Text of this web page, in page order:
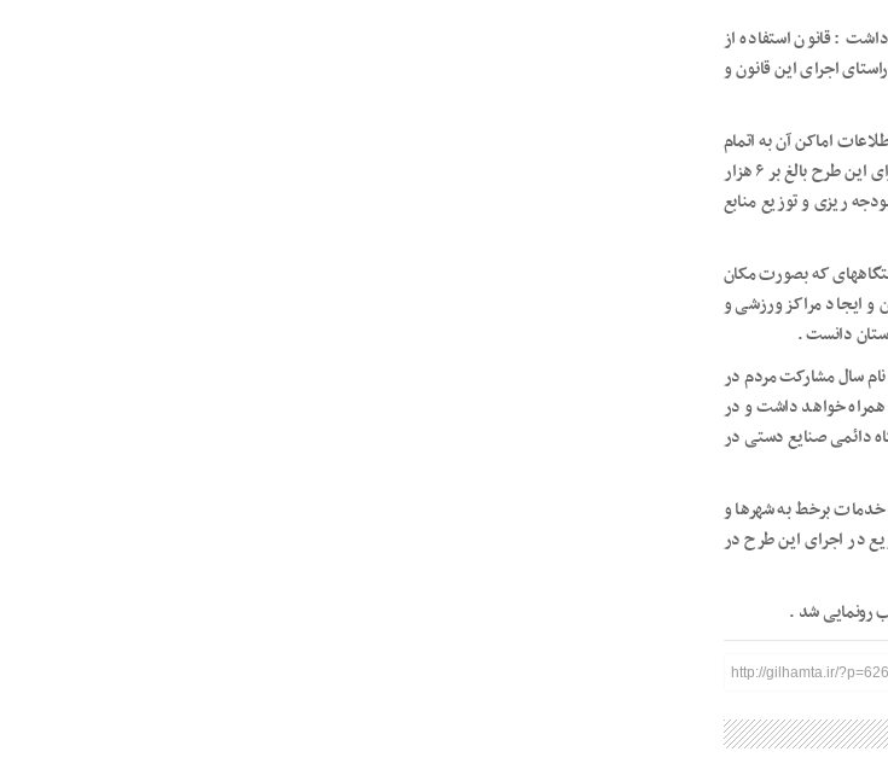
: قانون استفاده از
جی . نف در راستای اجرای این قانون و
اماکن آن به اتمام
رسیده و همزمان پروژه نصب پلاک های کدپستی هوشمند آن آغاز خواهد شد اضافه کرد : با اجرای این طرح بالغ بر ۶ هزار
ریزی و توزیع منابع
که بصورت مکان
و ایجاد مراکز ورزشی و
دانست .
نام سال مشارکت مردم در
خواهد داشت و در
دائمی صنایع دستی در
خدمات برخط به شهرها و
در اجرای این طرح در
رونمایی شد .
http://gilhamta.ir/